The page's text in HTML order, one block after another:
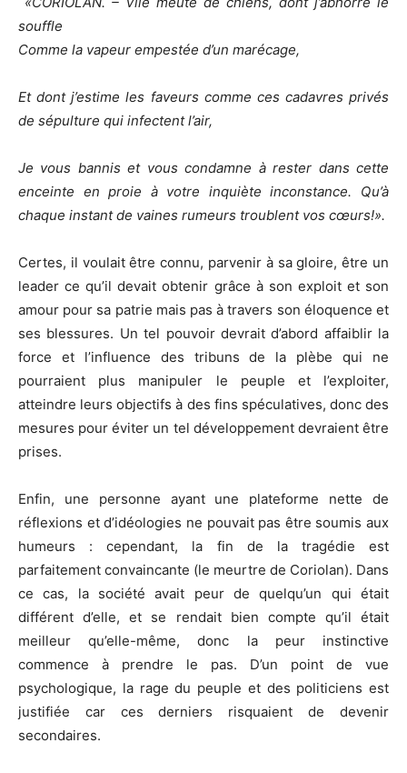
souffle
Comme la vapeur empestée d’un marécage,
Et dont j’estime les faveurs comme ces cadavres privés
de sépulture qui infectent l’air,
Je vous bannis et vous condamne à rester dans cette
enceinte en proie à votre inquiète inconstance. Qu’à
chaque instant de vaines rumeurs troublent vos cœurs!».
Certes, il voulait être connu, parvenir à sa gloire, être un
leader ce qu’il devait obtenir grâce à son exploit et son
amour pour sa patrie mais pas à travers son éloquence et
ses blessures. Un tel pouvoir devrait d’abord affaiblir la
force et l’influence des tribuns de la plèbe qui ne
pourraient plus manipuler le peuple et l’exploiter,
atteindre leurs objectifs à des fins spéculatives, donc des
mesures pour éviter un tel développement devraient être
prises.
Enfin, une personne ayant une plateforme nette de
réflexions et d’idéologies ne pouvait pas être soumis aux
humeurs : cependant, la fin de la tragédie est
parfaitement convaincante (le meurtre de Coriolan). Dans
ce cas, la société avait peur de quelqu’un qui était
différent d’elle, et se rendait bien compte qu’il était
meilleur qu’elle-même, donc la peur instinctive
commence à prendre le pas. D’un point de vue
psychologique, la rage du peuple et des politiciens est
justifiée car ces derniers risquaient de devenir
secondaires.